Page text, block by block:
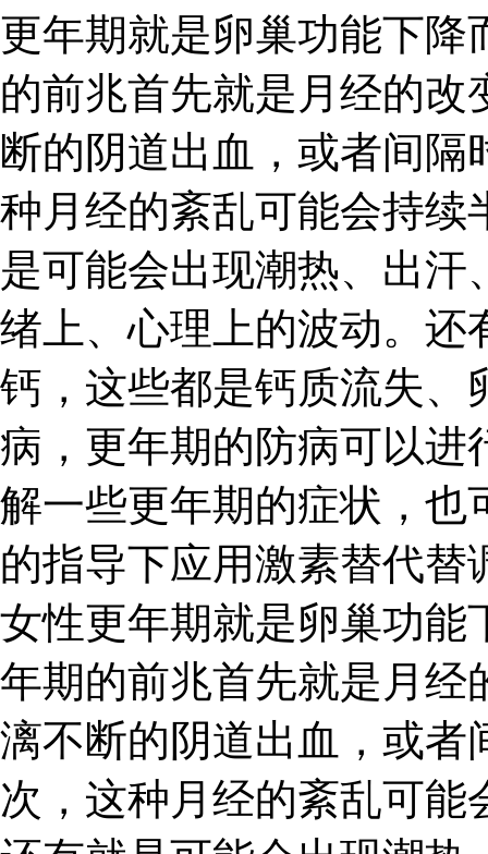
更年期就是卵巢功能下降
的前兆首先就是月经的
断的阴道出血，或者间
种月经的紊乱可能会持续
是可能会出现潮热、出
绪上、心理上的波动。还
钙，这些都是钙质流失、
病，更年期的防病可以进
解一些更年期的症状，也
的指导下应用激素替代
女性更年期就是卵巢功能
年期的前兆首先就是月经
漓不断的阴道出血，或者
次，这种月经的紊乱可